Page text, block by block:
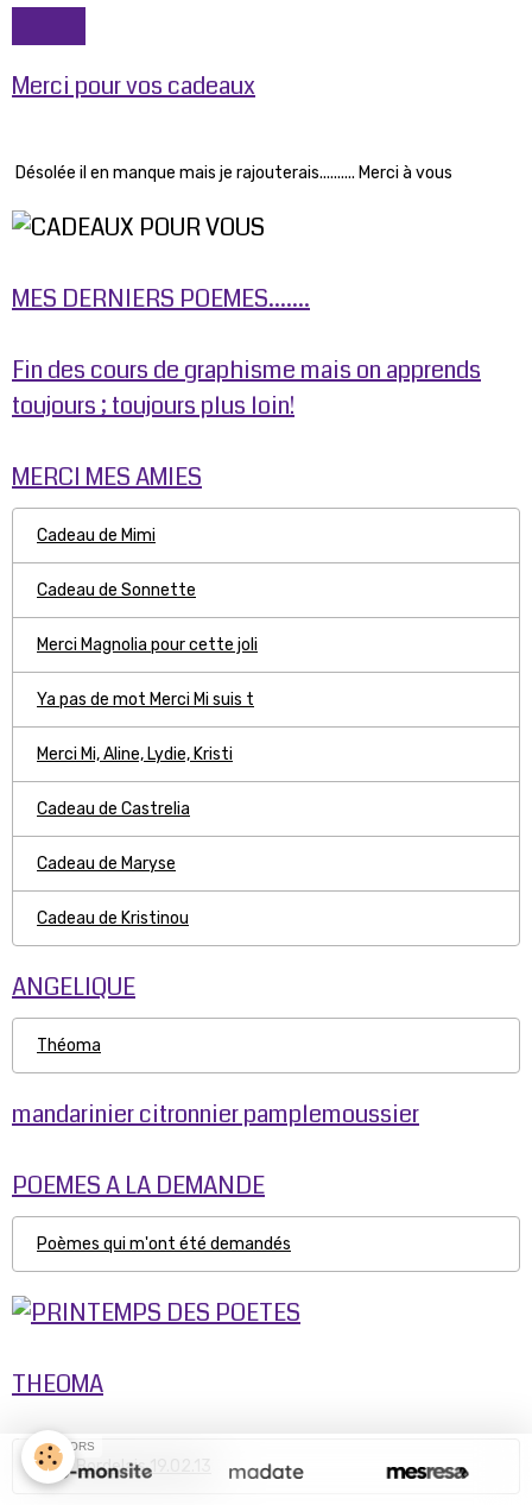
Merci pour vos cadeaux
Désolée il en manque mais je rajouterais.......... Merci à vous
MES DERNIERS POEMES.......
Fin des cours de graphisme mais on apprends
toujours ; toujours plus loin!
MERCI MES AMIES
Cadeau de Mimi
Cadeau de Sonnette
Merci Magnolia pour cette joli
Ya pas de mot Merci Mi suis t
Merci Mi, Aline, Lydie, Kristi
Cadeau de Castrelia
Cadeau de Maryse
Cadeau de Kristinou
ANGELIQUE
Théoma
mandarinier citronnier pamplemoussier
POEMES A LA DEMANDE
Poèmes qui m'ont été demandés
THEOMA
Parc Bordelais 19.02.13
SPONSORS